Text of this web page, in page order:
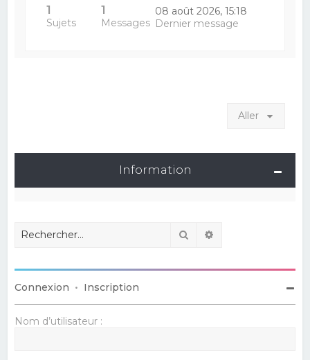
1
Sujets
1
Messages
08 août 2026, 15:18
Dernier message
Aller
Information
Rechercher
Connexion • Inscription
Nom d’utilisateur :